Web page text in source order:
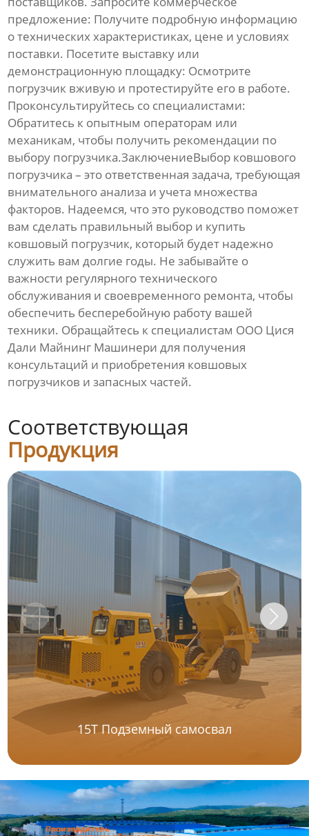
предложение: Получите подробную информацию
о технических характеристиках, цене и условиях
поставки. Посетите выставку или
демонстрационную площадку: Осмотрите
погрузчик вживую и протестируйте его в работе.
Проконсультируйтесь со специалистами:
Обратитесь к опытным операторам или
механикам, чтобы получить рекомендации по
выбору погрузчика.ЗаключениеВыбор ковшового
погрузчика – это ответственная задача, требующая
внимательного анализа и учета множества
факторов. Надеемся, что это руководство поможет
вам сделать правильный выбор и купить
ковшовый погрузчик, который будет надежно
служить вам долгие годы. Не забывайте о
важности регулярного технического
обслуживания и своевременного ремонта, чтобы
обеспечить бесперебойную работу вашей
техники. Обращайтесь к специалистам ООО Цися
Дали Майнинг Машинери для получения
консультаций и приобретения ковшовых
погрузчиков и запасных частей.
Соответствующая
Продукция
15T Подземный самосвал